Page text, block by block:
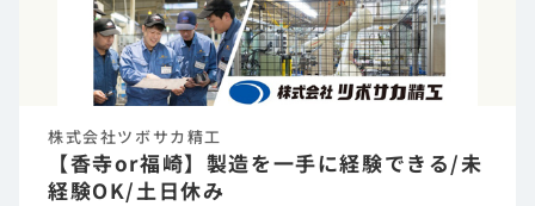
株式会社ツボサカ精工
【香寺or福崎】製造を一手に経験できる/未
経験OK/土日休み